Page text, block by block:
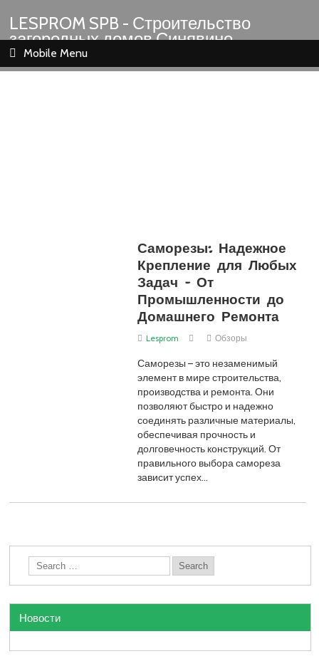
LESPROM SPB - Строительство
загородных домов Синявино
Шлиссельбург Кировск Назия
Mobile Menu
Саморезы: Надежное
Крепление для Любых
Задач – От
Промышленности до
Домашнего Ремонта
Lesprom Обзоры
Саморезы – это незаменимый
элемент в мире строительства,
производства и ремонта. Они
позволяют быстро и надежно
соединять различные материалы,
обеспечивая прочность и
долговечность конструкций. От
правильного выбора самореза
зависит успех…
Новости